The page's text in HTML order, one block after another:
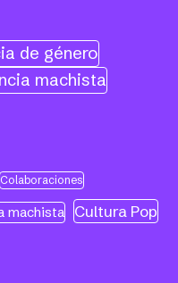
de género
machista
Colaboraciones
machista Cultura Pop